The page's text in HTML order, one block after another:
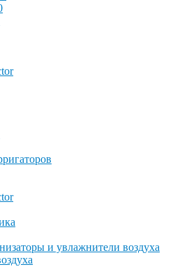
и увлажнители воздуха